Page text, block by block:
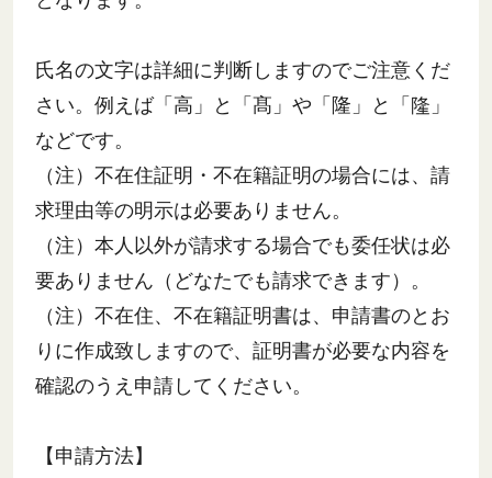
氏名の文字は詳細に判断しますのでご注意くだ
さい。例えば「高」と「髙」や「隆」と「隆」
などです。
（注）不在住証明・不在籍証明の場合には、請
求理由等の明示は必要ありません。
（注）本人以外が請求する場合でも委任状は必
要ありません（どなたでも請求できます）。
（注）不在住、不在籍証明書は、申請書のとお
りに作成致しますので、証明書が必要な内容を
確認のうえ申請してください。
【申請方法】